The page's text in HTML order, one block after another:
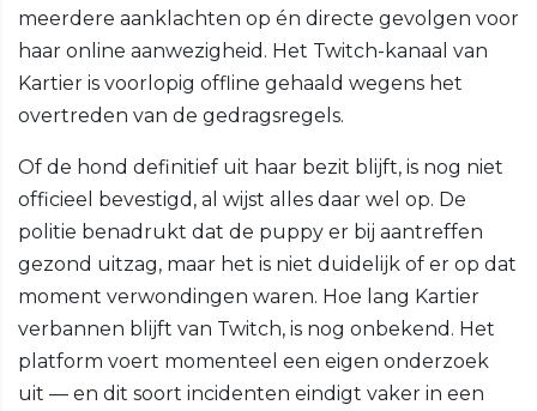
meerdere aanklachten op én directe gevolgen voor
haar online aanwezigheid. Het Twitch-kanaal van
Kartier is voorlopig offline gehaald wegens het
overtreden van de gedragsregels.
Of de hond definitief uit haar bezit blijft, is nog niet
officieel bevestigd, al wijst alles daar wel op. De
politie benadrukt dat de puppy er bij aantreffen
gezond uitzag, maar het is niet duidelijk of er op dat
moment verwondingen waren. Hoe lang Kartier
verbannen blijft van Twitch, is nog onbekend. Het
platform voert momenteel een eigen onderzoek
uit — en dit soort incidenten eindigt vaker in een